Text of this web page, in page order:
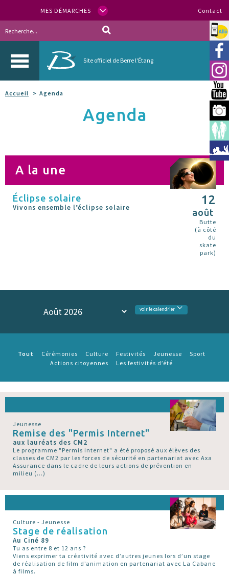
MES DÉMARCHES Contact
Site officiel de Berre l'Étang
Allo
Accueil Agenda
Agenda
A la une
Éclipse solaire
Vivons ensemble l’éclipse solaire
12
août
Butte
(à côté
du
skate
park)
voir le calendrier
Tout Cérémonies Culture Festivités Jeunesse
Sport
Actions citoyennes
Les festivités d’été
Jeunesse
Remise des "Permis Internet"
aux lauréats des CM2
Le programme "Permis internet" a été proposé aux élèves des
classes de CM2 par les forces de sécurité en partenariat avec Axa
Assurance dans le cadre de leurs actions de prévention en
milieu (…)
Culture - Jeunesse
Stage de réalisation
Au Ciné 89
Tu as entre 8 et 12 ans ?
Viens exprimer ta créativité avec d’autres jeunes lors d’un stage
de réalisation de film d’animation en partenariat avec La Cabane
à films.